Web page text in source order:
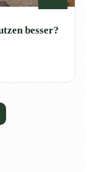
besser?